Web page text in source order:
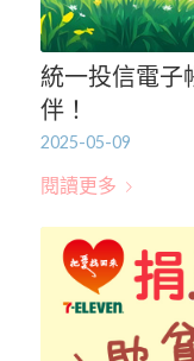
統一投信電子
伴！
2025-05-09
閱讀更多